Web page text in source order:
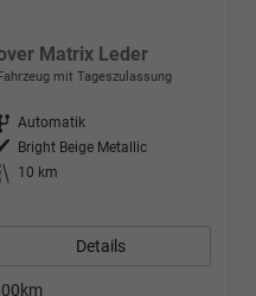
Matrix Leder
Fahrzeug mit Tageszulassung
Getriebe Automatik
Außenfarbe
Bright Beige Metallic
Kilometerstand
10 km
Details